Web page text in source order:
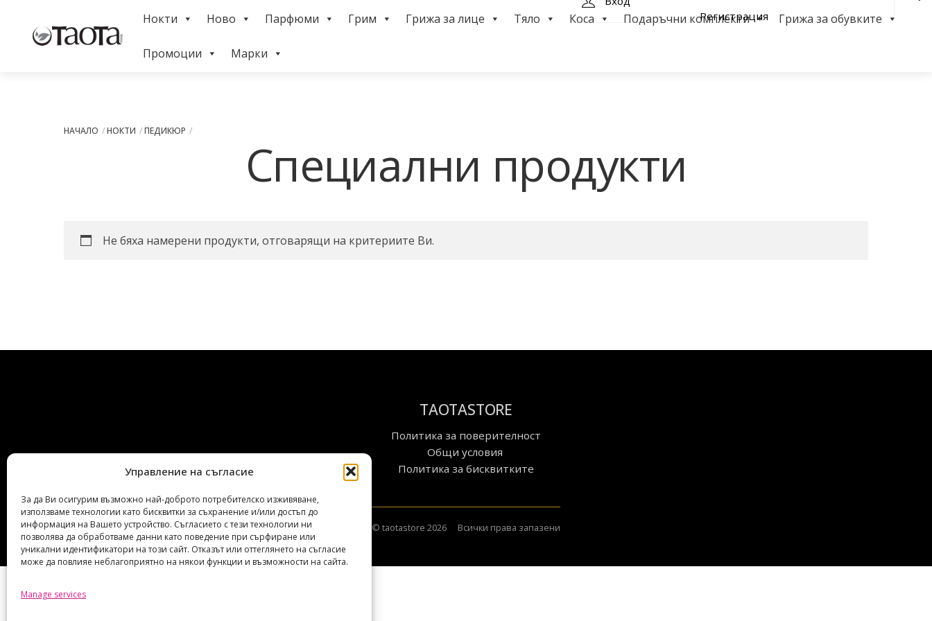
Управление на съгласие
За да Ви осигурим възможно най-доброто потребителско изживяване,
използваме технологии като бисквитки за съхранение и/или достъп до
информация на Вашето устройство. Съгласието с тези технологии ни
позволява да обработваме данни като поведение при сърфиране или
уникални идентификатори на този сайт. Отказът или оттеглянето на съгласие
може да повлияе неблагоприятно на някои функции и възможности на сайта.
Manage services
content
Menu
Регистрация
Нокти Ново Парфюми Грим Грижа за лице Тяло Коса Подаръчни комплекти Грижа за обувките
Промоции Марки
НАЧАЛО НОКТИ ПЕДИКЮР
Специални продукти
Не бяха намерени продукти, отговарящи на критериите Ви.
TAOTASTORE
Политика за поверителност
Общи условия
Политика за бисквитките
© taotastore 2026 Всички права запазени